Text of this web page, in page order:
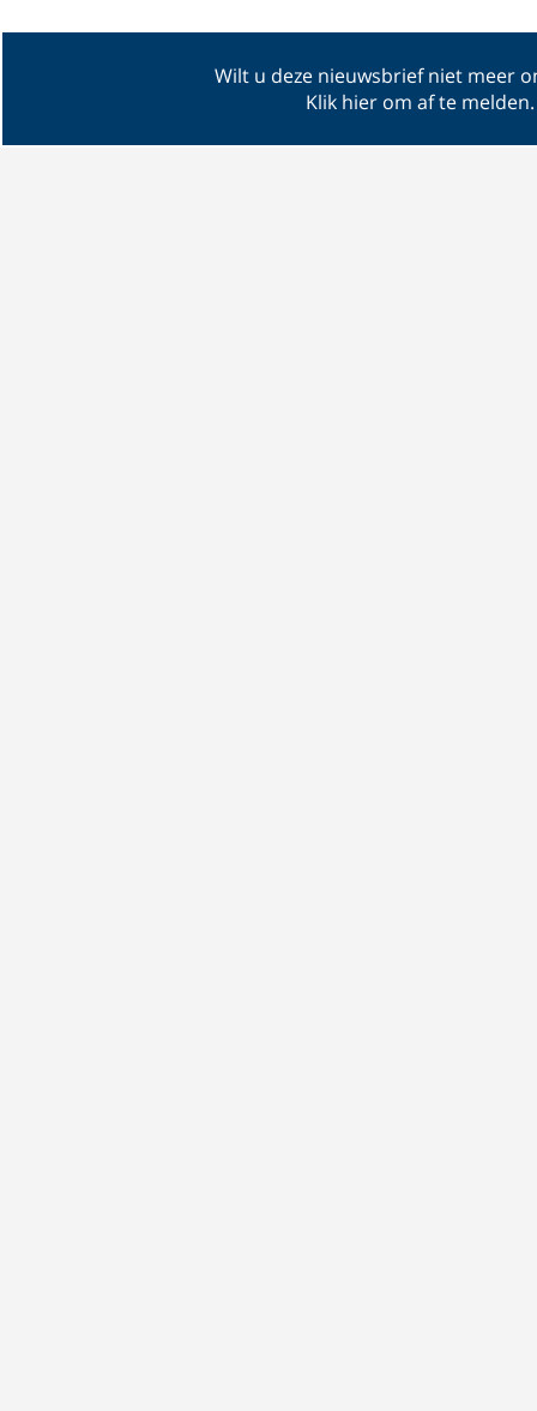
Wilt u deze nieuwsbrief niet meer
Klik hier om af te melden.